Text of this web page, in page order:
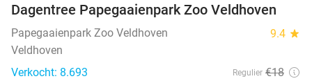
26%
Dagentree Papegaaienpark Zoo Veldhoven
Papegaaienpark Zoo Veldhoven 9.4 star
Veldhoven
Verkocht: 8.693
Regulier €18